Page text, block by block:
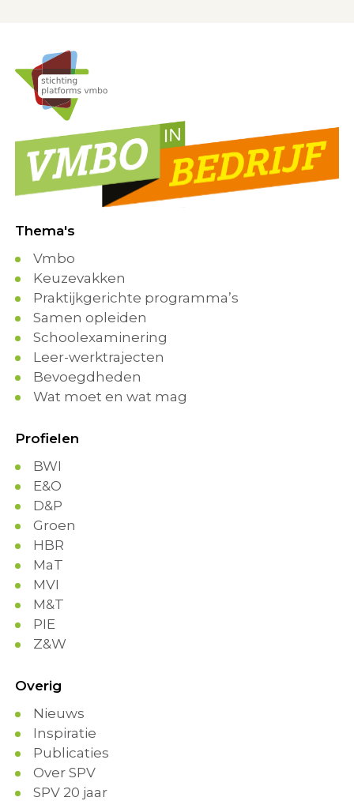
Thema's
Vmbo
Keuzevakken
Praktijkgerichte programma’s
Samen opleiden
Schoolexaminering
Leer-werktrajecten
Bevoegdheden
Wat moet en wat mag
Profielen
BWI
E&O
D&P
Groen
HBR
MaT
MVI
M&T
PIE
Z&W
Overig
Nieuws
Inspiratie
Publicaties
Over SPV
SPV 20 jaar